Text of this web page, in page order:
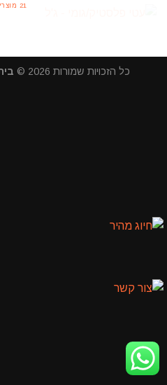
21 מוצרים
כל הזכויות שמורות 2026 ©